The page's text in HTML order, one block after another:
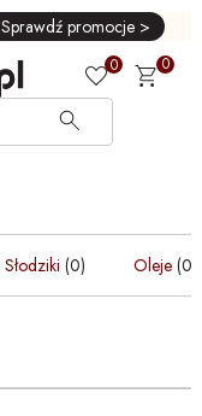
Sprawdź promocje >
0 0
Słodziki (0) Oleje (0)